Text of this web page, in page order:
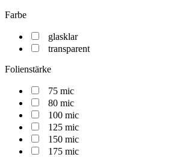
Farbe
glasklar
transparent
Folienstärke
75 mic
80 mic
100 mic
125 mic
150 mic
175 mic